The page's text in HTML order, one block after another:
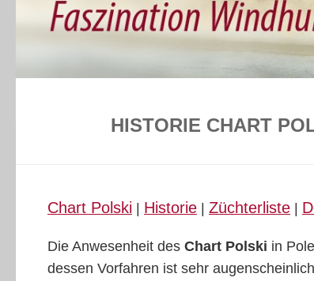
HISTORIE CHART
Chart Polski | Historie | Züchterliste |
Die Anwesenheit des Chart Polski in
dessen Vorfahren ist sehr